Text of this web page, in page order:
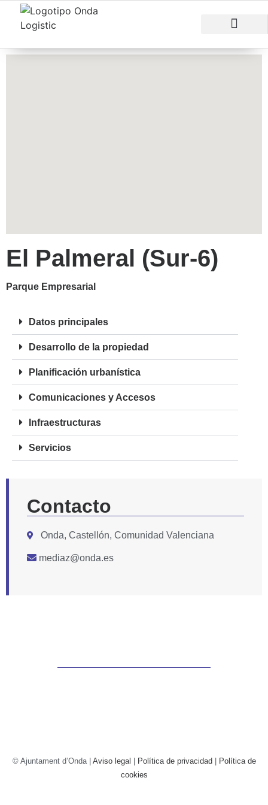
El Palmeral (Sur-6)
Parque Empresarial
Datos principales
Desarrollo de la propiedad
Planificación urbanística
Comunicaciones y Accesos
Infraestructuras
Servicios
Contacto
Onda, Castellón, Comunidad Valenciana
mediaz@onda.es
© Ajuntament d’Onda | Aviso legal Política de privacidad
Política de
cookies